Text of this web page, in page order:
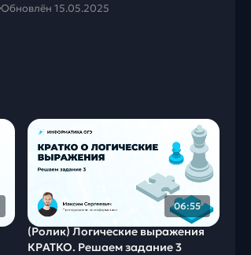
Обновлён 15.05.2025
06:55
(Ролик) Логические выражения
КРАТКО. Решаем задание 3